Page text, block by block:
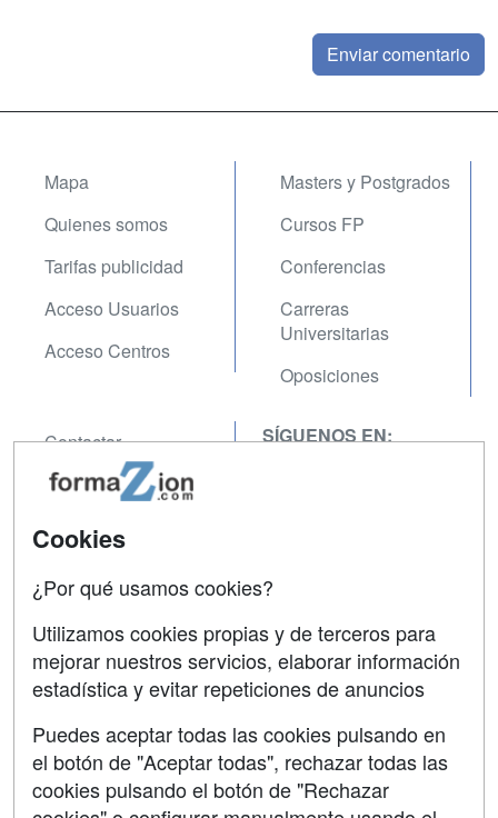
Mapa
Quienes somos
Tarifas publicidad
Acceso Usuarios
Acceso Centros
Masters y Postgrados
Cursos FP
Conferencias
Carreras
Universitarias
Oposiciones
Contactar
Confidencialidad
Aviso legal
SÍGUENOS EN:
Grupo formazion:
Cookies
¿Por qué usamos cookies?
Utilizamos cookies propias y de terceros para
mejorar nuestros servicios, elaborar información
estadística y evitar repeticiones de anuncios
Puedes aceptar todas las cookies pulsando en
el botón de "Aceptar todas", rechazar todas las
cookies pulsando el botón de "Rechazar